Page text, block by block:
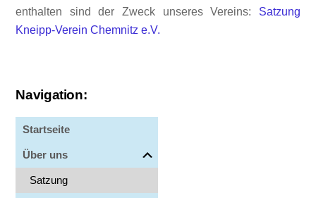
enthalten sind der Zweck unseres Vereins: Satzung
Kneipp-Verein Chemnitz e.V.
Navigation:
Startseite
Über uns
Satzung